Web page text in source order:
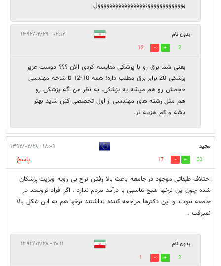
پووووووووووووووووووووووووووووول
بدون نام ۰۲:۱۲ - ۱۳۹۲/۰۲/۲۹
2
12
یعنی شما برق رو با پزشکی مقایسه کردی الان ؟؟؟ دوست عزیز
پزشکی 20 برابر برق مطلب داره! همه 10-12 تا شاخه مهندسی
حجمش رو هم میشه یه پزشکی. به نظر من اگه پزشکی رو
هم مثل رشته های مهندسی از اول تخصصی کنن شاید بهتر
باشه و کم هزینه تر.
مجید ۱۸:۰۹ - ۱۳۹۲/۰۲/۲۸
33
17
پاسخ
اختلاف طبقاتی موجود در جامعه باعث بالا رفتن نرخ بی رویه ویزیت پزشکان
شده چون این نرخها هیچ تناسبی با درآمد مردم ندارد . اگر افراد ثروتمند در
جامعه نبودند و این دکترها مراجعه کننده نداشتند نرخها هم به این شکل بالا
نمیرفت .
بدون نام ۲۰:۱۱ - ۱۳۹۲/۰۲/۲۸
2
1